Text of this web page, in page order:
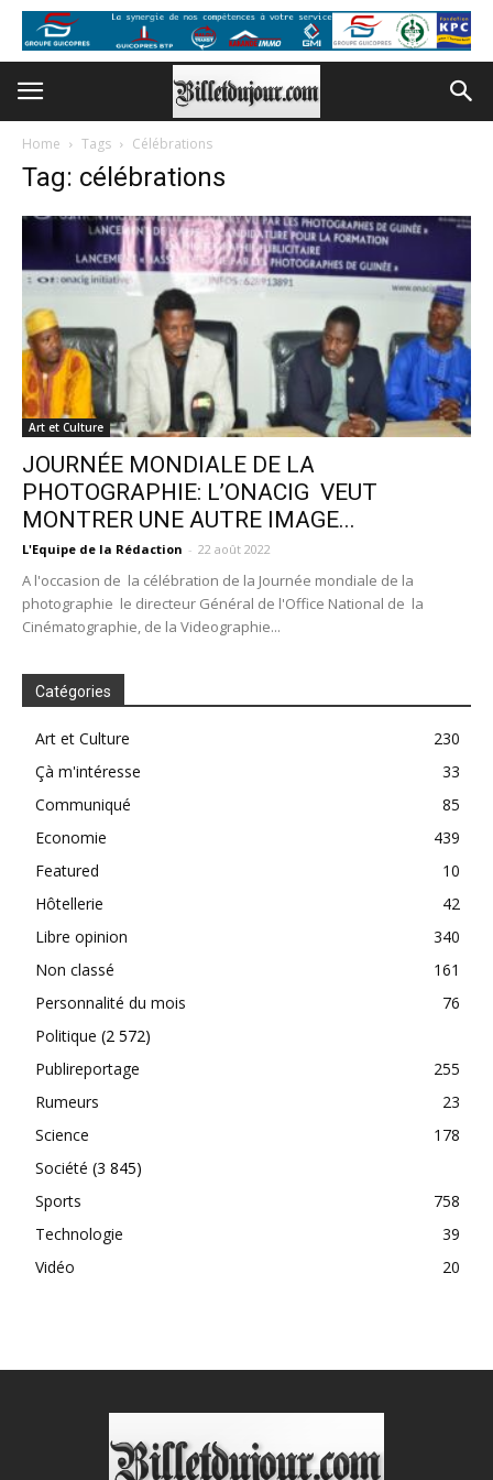
Home Tags Célébrations
Tag: célébrations
Art et Culture
JOURNÉE MONDIALE DE LA
PHOTOGRAPHIE: L’ONACIG VEUT
MONTRER UNE AUTRE IMAGE...
L'Equipe de la Rédaction - 22 août 2022
A l'occasion de la célébration de la Journée mondiale de la
photographie le directeur Général de l'Office National de la
Cinématographie, de la Videographie...
Catégories
Art et Culture
230
Çà m'intéresse
33
Communiqué
85
Economie
439
Featured
10
Hôtellerie
42
Libre opinion
340
Non classé
161
Personnalité du mois
76
Politique (2 572)
Publireportage
255
Rumeurs
23
Science
178
Société (3 845)
Sports
758
Technologie
39
Vidéo
20